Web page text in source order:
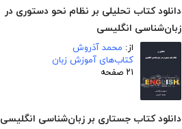
دانلود کتاب تحلیلی بر نظام نحو دستوری در
زبان‌شناسی انگلیسی
از: محمد آذروش
کتاب‌های آموزش زبان
۲۱ صفحه
دانلود کتاب جستاری بر زبان‌شناسی انگلیسی